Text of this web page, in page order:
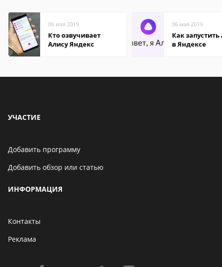
06 мая 2019
Кто озвучивает
Алису Яндекс
06 мая 2019
Как запустить
в Яндексе
УЧАСТИЕ
Добавить программу
Добавить обзор или статью
ИНФОРМАЦИЯ
Контакты
Реклама